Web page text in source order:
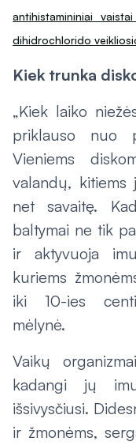
antihistamininiai
dihidrochlorido
Kiek trunka
„Kiek laiko
priklauso nuo
Vieniems
valandų,
net savaitę.
baltymai ne tik
ir aktyvuoja
kuriems
iki 10-ies
mėlynė.
Vaikų
kadangi jų
išsivysčiusi.
ir žmonėms,